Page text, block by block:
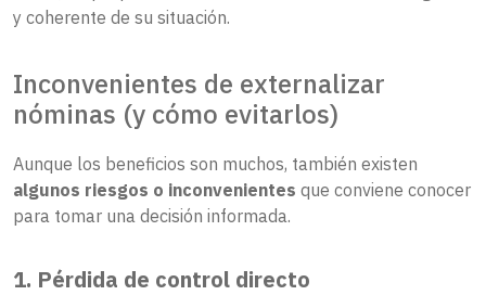
y coherente de su situación.
Inconvenientes de externalizar
nóminas (y cómo evitarlos)
Aunque los beneficios son muchos, también existen
algunos riesgos o inconvenientes que conviene conocer
para tomar una decisión informada.
1. Pérdida de control directo